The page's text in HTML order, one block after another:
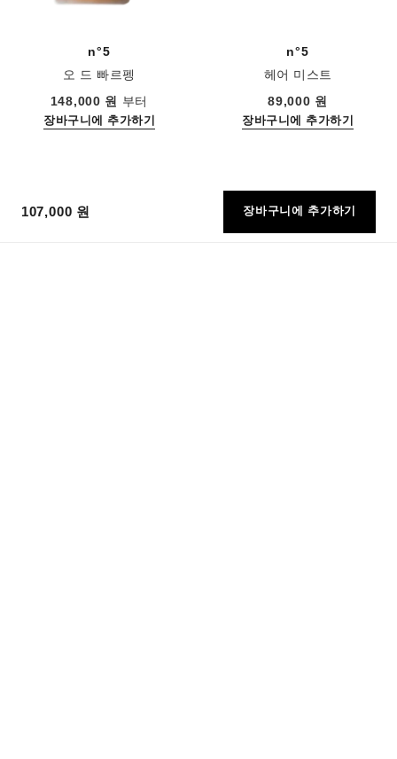
n°5
오 드 빠르펭
레퍼런스 125530
148,000 원 부터
장바구니에 추가하기
n°5
헤어 미스트
89,000 원
장바구니에 추가하기
107,000 원 장바구니에 추가하기